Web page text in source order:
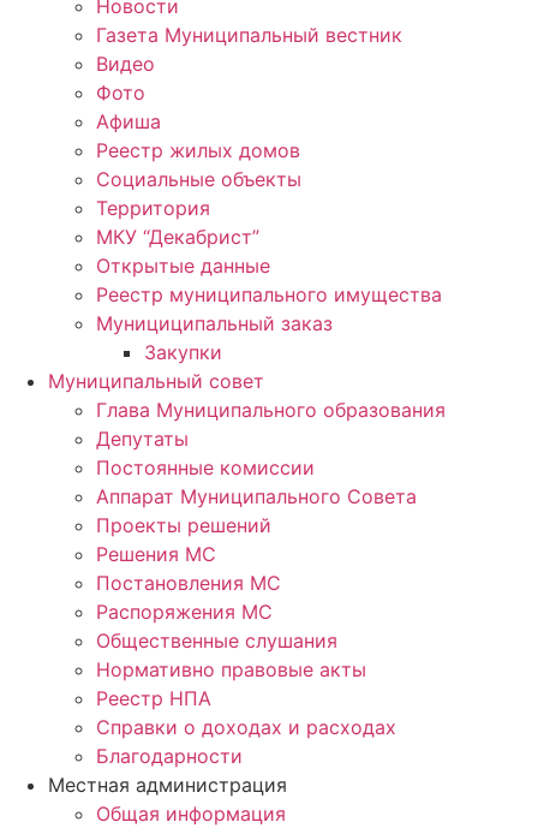
Новости
Газета Муниципальный вестник
Видео
Фото
Афиша
Реестр жилых домов
Социальные объекты
Территория
МКУ “Декабрист”
Открытые данные
Реестр муниципального имущества
Мунициципальный заказ
Закупки
Муниципальный совет
Глава Муниципального образования
Депутаты
Постоянные комиссии
Аппарат Муниципального Совета
Проекты решений
Решения МС
Постановления МС
Распоряжения МС
Общественные слушания
Нормативно правовые акты
Реестр НПА
Справки о доходах и расходах
Благодарности
Местная администрация
Общая информация